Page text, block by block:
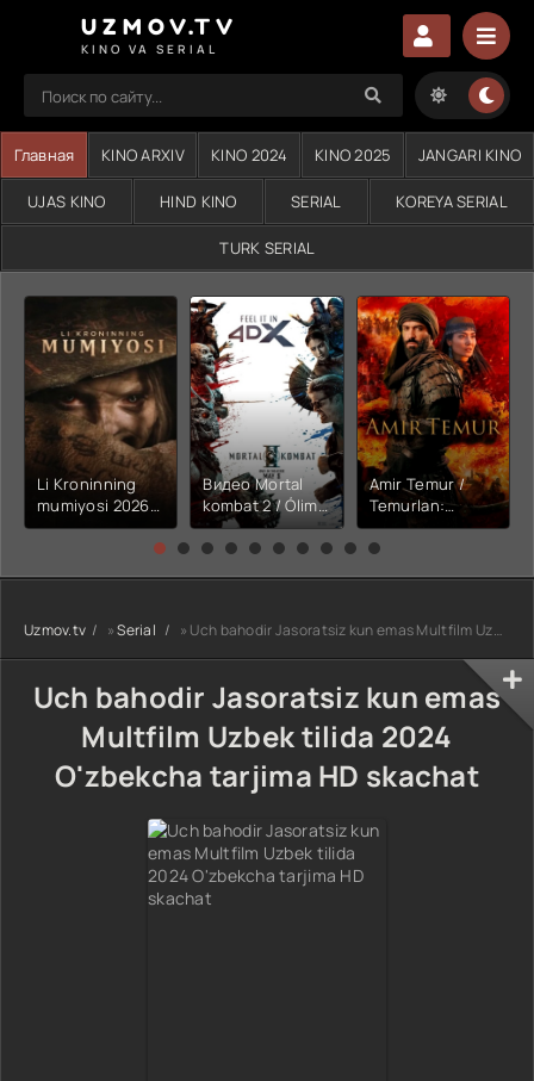
UZMOV.TV
KINO VA SERIAL
Главная KINO ARXIV KINO 2024 KINO 2025 JANGARI KINO
UJAS KINO HIND KINO SERIAL KOREYA SERIAL
TURK SERIAL
Li Kroninning
mumiyosi 2026
(uzbek tilida
kino) tarjima HD
Видео Mortal
kombat 2 / Ólim
jangi 2 (2026)
Uzbek tilida
Amir Temur /
Temurlan:
Fathchining
yuksalishi
tarjima kino Full
HD tas-ix
Uzmov.tv »Serial » Uch bahodir Jasoratsiz kun emas Multfilm Uzbek tilida 2024 O'zbekcha tarjima HD skachat
Uch bahodir Jasoratsiz kun emas
Multfilm Uzbek tilida 2024
O'zbekcha tarjima HD skachat